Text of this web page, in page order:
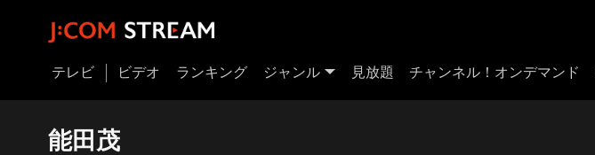
テレビ ビデオ ランキング ジャンル 見放題 チャンネル！オンデマンド
能田茂